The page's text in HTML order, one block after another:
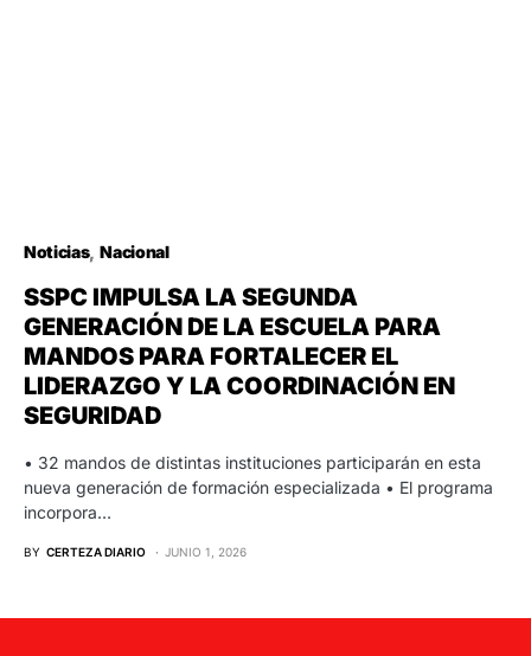
Noticias Nacional
SSPC IMPULSA LA SEGUNDA
GENERACIÓN DE LA ESCUELA PARA
MANDOS PARA FORTALECER EL
LIDERAZGO Y LA COORDINACIÓN EN
SEGURIDAD
• 32 mandos de distintas instituciones participarán en esta
nueva generación de formación especializada • El programa
incorpora…
BY CERTEZA DIARIO JUNIO 1, 2026